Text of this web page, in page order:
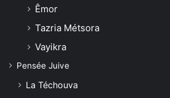
Êmor
Tazria Métsora
Vayikra
Pensée Juive
La Téchouva